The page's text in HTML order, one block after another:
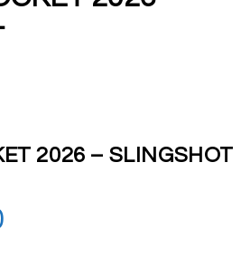
2026 – SLINGSHOT